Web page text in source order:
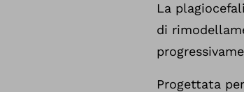
La
di
Progettata